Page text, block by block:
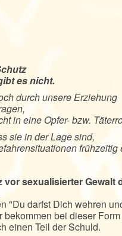
es nicht.
durch unsere Erziehung
in eine Opfer- bzw.
sie in der Lage sind,
sexualisierter
"Du darfst Dich wehren
bei dieser
einen Teil der Schuld.